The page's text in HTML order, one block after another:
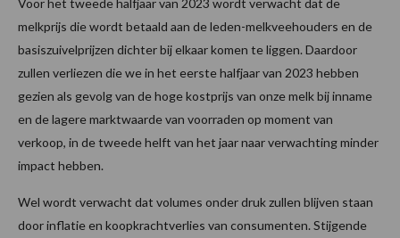
Voor het tweede halfjaar van 2023 wordt verwacht dat de
melkprijs die wordt betaald aan de leden-melkveehouders en de
basiszuivelprijzen dichter bij elkaar komen te liggen. Daardoor
zullen verliezen die we in het eerste halfjaar van 2023 hebben
gezien als gevolg van de hoge kostprijs van onze melk bij inname
en de lagere marktwaarde van voorraden op moment van
verkoop, in de tweede helft van het jaar naar verwachting minder
impact hebben.
Wel wordt verwacht dat volumes onder druk zullen blijven staan
door inflatie en koopkrachtverlies van consumenten. Stijgende